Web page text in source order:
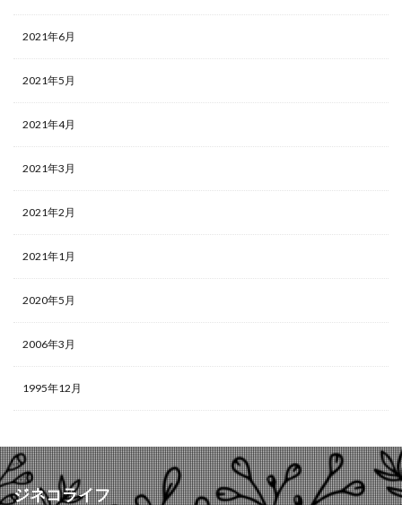
2021年6月
2021年5月
2021年4月
2021年3月
2021年2月
2021年1月
2020年5月
2006年3月
1995年12月
ジネコライフ